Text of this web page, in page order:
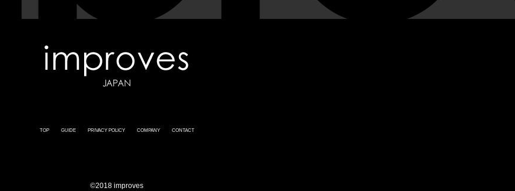
TOP GUIDE PRIVACY POLICY COMPANY CONTACT
©2018 improves